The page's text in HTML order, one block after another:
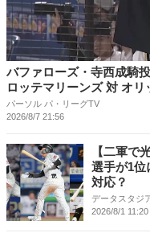
バファローズ・寺西成騎
ロッテマリーンズ 対 オ
パーソル パ・リーグTV
2026/8/7 21:56
【二軍で
選手が1
対応？
データスタジ
2026/8/1 11:20